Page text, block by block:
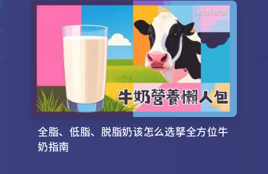
全脂、低脂、脱脂奶该怎么选拏全方位牛
奶指南